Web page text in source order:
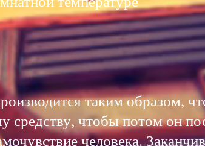
таким образом,
средству, чтобы потом он
человека.